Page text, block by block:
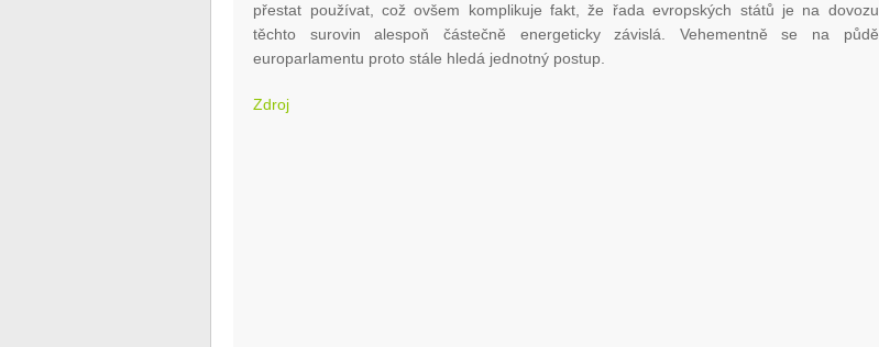
přestat používat, což ovšem komplikuje fakt, že řada evropských států je na dovozu
těchto surovin alespoň částečně energeticky závislá. Vehementně se na půdě
europarlamentu proto stále hledá jednotný postup.
Zdroj